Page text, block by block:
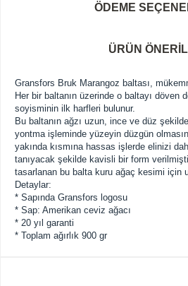
ÖDEME
ÜRÜN
Gransfors Bruk Marangoz baltası,
Her bir baltanın üzerinde o baltayı döven
soyisminin ilk harfleri bulunur.
Bu baltanın ağzı uzun, ince ve düz
yontma işleminde yüzeyin düzgün
yakında kısmına hassas işlerde elinizi
tanıyacak şekilde kavisli bir form
tasarlanan bu balta kuru ağaç kesimi için
Detaylar:
* Sapında Gransfors logosu
* Sap: Amerikan ceviz ağacı
* 20 yıl garanti
* Toplam ağırlık 900 gr